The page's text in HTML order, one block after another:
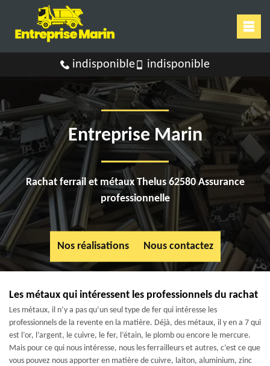
indisponible indisponible
Entreprise Marin
Rachat ferrail et métaux Thelus 62580 Assurance
professionnelle
Nos réalisations Nous contactez
Les métaux qui intéressent les professionnels du rachat
Les métaux, il n’y a pas qu’un seul type de fer qui intéresse les
professionnels de la revente en la matière. Déjà, des métaux, il y en a 7 qui
est l’or, l’argent, le cuivre, le fer, l’étain, le plomb ou encore le mercure.
Mais pour ce qui nous intéresse, nous les ferrailleurs et autres, c’est ce que
vous pouvez nous apporter en matière de cuivre, laiton, aluminium, zinc